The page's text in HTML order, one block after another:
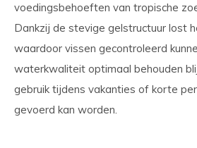
voedingsbehoeften van tropische
Dankzij de stevige gelstructuur lost
waardoor vissen gecontroleerd
waterkwaliteit optimaal behouden
gebruik tijdens vakanties of korte
gevoerd kan worden.